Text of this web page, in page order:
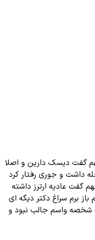
گفت دیسک دارین و اصلا
داشت و جوری رفتار کرد
با 36 سال سن بهم گفت عادیه ارترز داشته
برم سراغ دکتر دیگه ای
شخصه واسم جالب نبود و